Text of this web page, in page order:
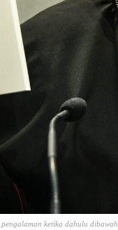
ketika dahulu